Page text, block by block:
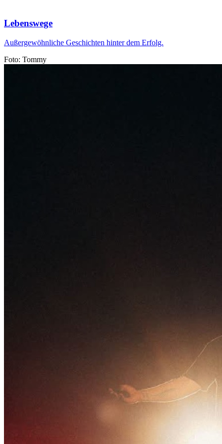
Lebenswege
Außergewöhnliche Geschichten hinter dem Erfolg.
Foto: Tommy